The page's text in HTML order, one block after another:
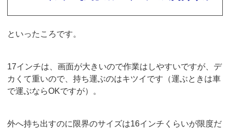
といったころです。
17インチは、画面が大きいので作業はしやすいですが、デ
カくて重いので、持ち運ぶのはキツイです（運ぶときは車
で運ぶならOKですが）。
外へ持ち出すのに限界のサイズは16インチくらいが限度だ